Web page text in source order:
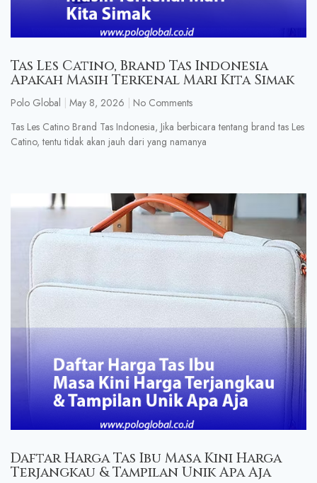
Tas Les Catino, Brand Tas Indonesia
Apakah Masih Terkenal Mari Kita Simak
Polo Global May 8, 2026
No Comments
Tas Les Catino Brand Tas Indonesia, Jika berbicara tentang brand tas Les
Catino, tentu tidak akan jauh dari yang namanya
Daftar Harga Tas Ibu Masa Kini Harga
Terjangkau & Tampilan Unik Apa Aja